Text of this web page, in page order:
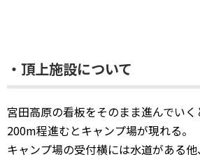
・頂上施設について
宮田高原の看板をそのまま進んでいく
200m程進むとキャンプ場が現れる。
キャンプ場の受付横には水道がある